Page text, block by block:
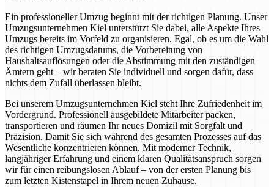
Ein professioneller Umzug beginnt mit der richtigen Planung. Unser
Umzugsunternehmen Kiel unterstützt Sie dabei, alle Aspekte Ihres
Umzugs bereits im Vorfeld zu organisieren. Egal, ob es um die Wahl
des richtigen Umzugsdatums, die Vorbereitung von
Haushaltsauflösungen oder die Abstimmung mit den zuständigen
Ämtern geht – wir beraten Sie individuell und sorgen dafür, dass
nichts dem Zufall überlassen bleibt.
Bei unserem Umzugsunternehmen Kiel steht Ihre Zufriedenheit im
Vordergrund. Professionell ausgebildete Mitarbeiter packen,
transportieren und räumen Ihr neues Domizil mit Sorgfalt und
Präzision. Damit Sie sich während des gesamten Prozesses auf das
Wesentliche konzentrieren können. Mit moderner Technik,
langjähriger Erfahrung und einem klaren Qualitätsanspruch sorgen
wir für einen reibungslosen Ablauf – von der ersten Planung bis
zum letzten Kistenstapel in Ihrem neuen Zuhause.